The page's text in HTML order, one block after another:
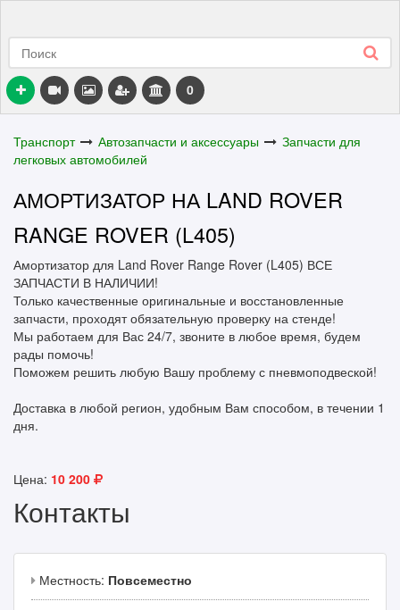
0
Транспорт Автозапчасти и аксессуары
Запчасти для
легковых автомобилей
АМОРТИЗАТОР НА LAND ROVER
RANGE ROVER (L405)
Амортизатор для Land Rover Range Rover (L405) ВСЕ
ЗАПЧАСТИ В НАЛИЧИИ!
Только качественные оригинальные и восстановленные
запчасти, проходят обязательную проверку на стенде!
Мы работаем для Вас 24/7, звоните в любое время, будем
рады помочь!
Поможем решить любую Вашу проблему с пневмоподвеской!
Доставка в любой регион, удобным Вам способом, в течении 1
дня.
Цена: 10 200
Контакты
Местность: Повсеместно